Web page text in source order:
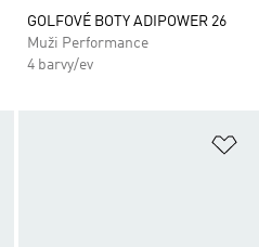
GOLFOVÉ BOTY ADIPOWER 26
Muži Performance
4 barvy/ev